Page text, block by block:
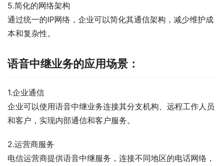
5.简化的网络架构
通过统一的IP网络，企业可以简化其通信架构，减少维护成
本和复杂性。
语音中继业务的应用场景：
1.企业通信
企业可以使用语音中继业务连接其分支机构、远程工作人员
和客户，实现内部通信和客户服务。
2.运营商服务
电信运营商提供语音中继服务，连接不同地区的电话网络，